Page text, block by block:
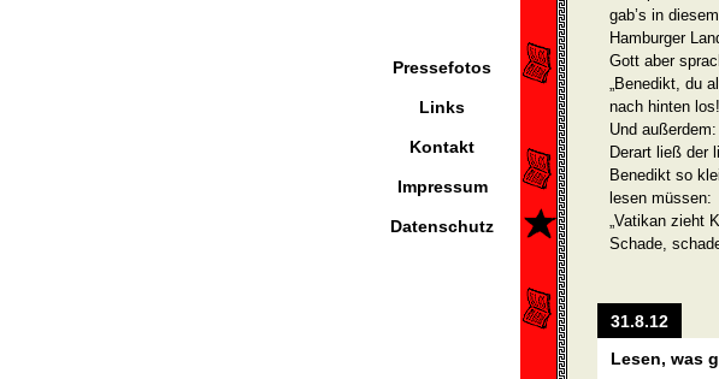
Pressefotos
Links
Kontakt
Impressum
Datenschutz
gab’s in
Hamburger
Gott aber
„Benedikt, du
nach hinten
Und
Derart ließ der
Benedikt so
lesen müssen:
„Vatikan zieht
Schade,
31.8.12
Lesen, was